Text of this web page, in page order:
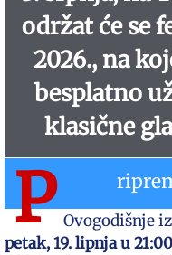
održat će se
2026., na
besplatno
klasične
P Ovogodišnje
petak, 19. lipnja u